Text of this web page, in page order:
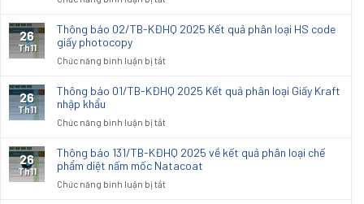
2025
quả
loại
quan
vải
thoi
nhập
khẩu
báo
2025
quả
loại
code
Giấy
Xenlulo
26
Th11
Thông báo 02/TB-KĐHQ 2025 Kết quả phân loại HS code
giấy photocopy
Chức năng bình luận bị tắtở
báo
2025
quả
phân
loại
26
Th11
Thông báo 01/TB-KĐHQ 2025 Kết quả phân loại Giấy Kraft
nhập khẩu
Chức năng bình luận bị tắtở
báo
01/TB-
2025
26
Th11
Thông báo 131/TB-KĐHQ 2025 về kết quả phân loại chế
phẩm diệt nấm mốc Natacoat
Chức năng bình luận bị tắtở